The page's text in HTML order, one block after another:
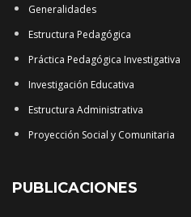
Generalidades
Estructura Pedagógica
Práctica Pedagógica Investigativa
Investigación Educativa
Estructura Administrativa
Proyección Social y Comunitaria
PUBLICACIONES